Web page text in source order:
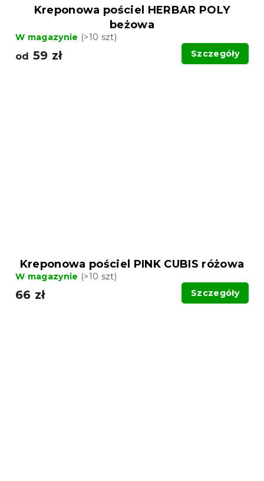
Kreponowa pościel HERBAR POLY
beżowa
W magazynie (>10 szt)
od 59 zł Szczegóły
Kreponowa pościel PINK CUBIS różowa
W magazynie (>10 szt)
66 zł Szczegóły